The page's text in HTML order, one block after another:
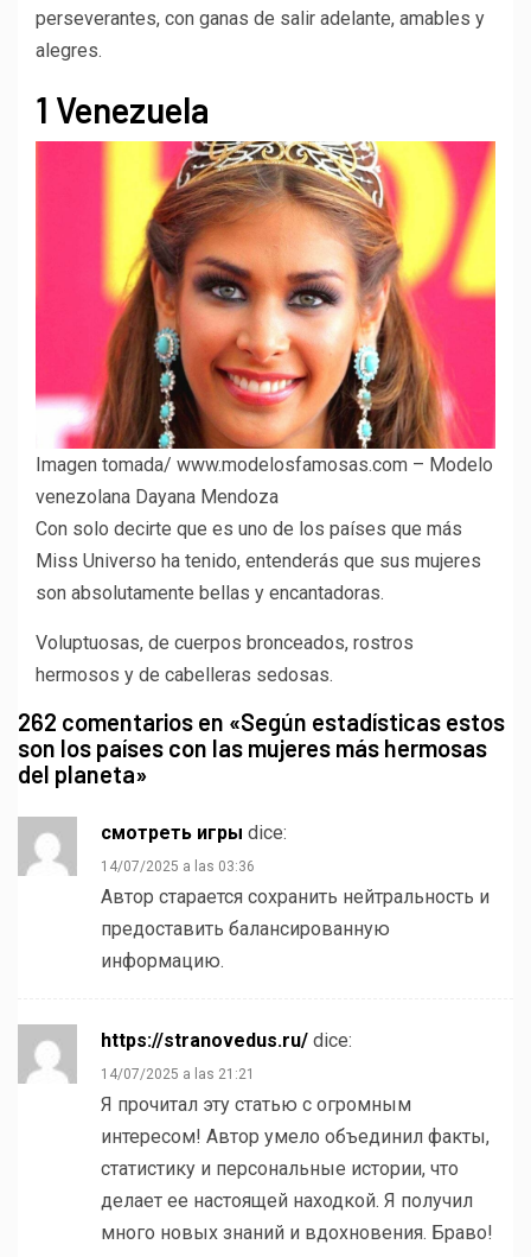
perseverantes, con ganas de salir adelante, amables y
alegres.
1 Venezuela
Imagen tomada/ www.modelosfamosas.com – Modelo
venezolana Dayana Mendoza
Con solo decirte que es uno de los países que más
Miss Universo ha tenido, entenderás que sus mujeres
son absolutamente bellas y encantadoras.
Voluptuosas, de cuerpos bronceados, rostros
hermosos y de cabelleras sedosas.
262 comentarios en «Según estadísticas estos
son los países con las mujeres más hermosas
del planeta»
смотреть игры dice:
14/07/2025 a las 03:36
Автор старается сохранить нейтральность и
предоставить балансированную
информацию.
https://stranovedus.ru/ dice:
14/07/2025 a las 21:21
Я прочитал эту статью с огромным
интересом! Автор умело объединил факты,
статистику и персональные истории, что
делает ее настоящей находкой. Я получил
много новых знаний и вдохновения. Браво!